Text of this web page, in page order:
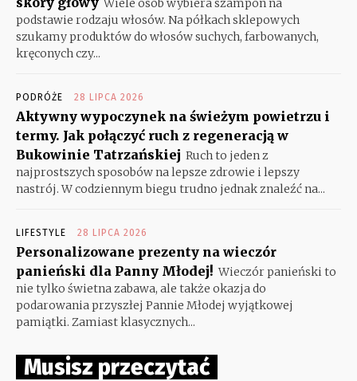
Wiele osób wybiera szampon na
podstawie rodzaju włosów. Na półkach sklepowych
szukamy produktów do włosów suchych, farbowanych,
kręconych czy...
PODRÓŻE 28 LIPCA 2026
Aktywny wypoczynek na świeżym powietrzu i
termy. Jak połączyć ruch z regeneracją w
Bukowinie Tatrzańskiej Ruch to jeden z
najprostszych sposobów na lepsze zdrowie i lepszy
nastrój. W codziennym biegu trudno jednak znaleźć na...
LIFESTYLE 28 LIPCA 2026
Personalizowane prezenty na wieczór
panieński dla Panny Młodej! Wieczór panieński to
nie tylko świetna zabawa, ale także okazja do
podarowania przyszłej Pannie Młodej wyjątkowej
pamiątki. Zamiast klasycznych...
Musisz przeczytać